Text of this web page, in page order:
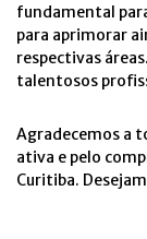
fundamental
para aprimorar
respectivas
talentosos
Agradecemos a
ativa e pelo
Curitiba.